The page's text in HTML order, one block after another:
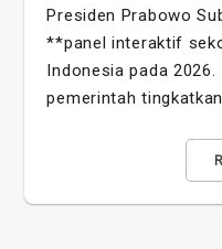
Presiden Prabowo
**panel interaktif
Indonesia pada
pemerintah